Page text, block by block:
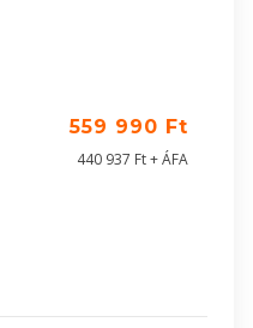
559 990 Ft
440 937 Ft + ÁFA